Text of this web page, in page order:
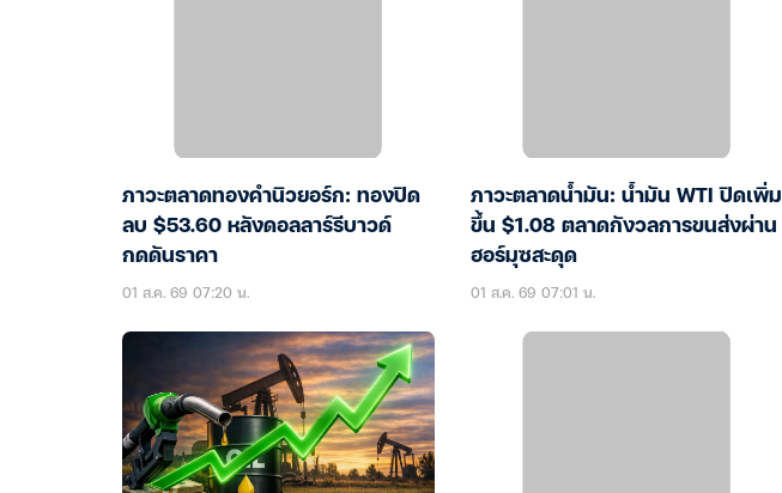
ภาวะตลาดทองคำนิวยอร์ก: ทองปิด
ลบ $53.60 หลังดอลลาร์รีบาวด์
กดดันราคา
01 ส.ค. 69 07:20 น.
ภาวะตลาดน้ำมัน: น้ำมัน WTI ปิดเพิ่ม
ขึ้น $1.08 ตลาดกังวลการขนส่งผ่าน
ฮอร์มุซสะดุด
01 ส.ค. 69 07:01 น.